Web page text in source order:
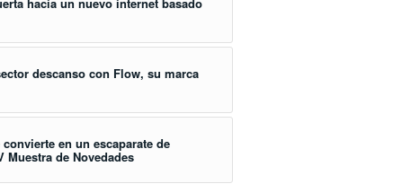
descanso con Flow, su marca
en un escaparate de
de Novedades